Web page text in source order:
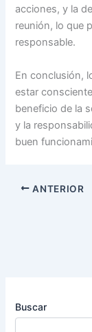
acciones, y la
reunión, lo que
responsable.
En conclusión,
estar
beneficio de la
y la
buen
ANTERIOR
Buscar